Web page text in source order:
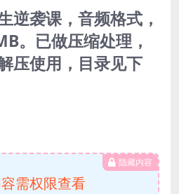
逆袭课，音频格式，
。已做压缩处理，
压使用，目录见下
隐藏内容
需权限查看